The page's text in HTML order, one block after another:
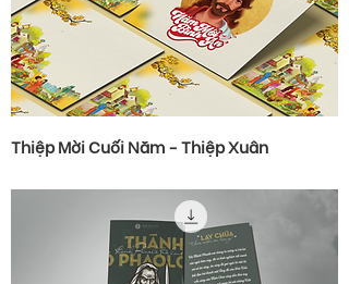
Thiệp Mời Cuối Năm - Thiệp Xuân